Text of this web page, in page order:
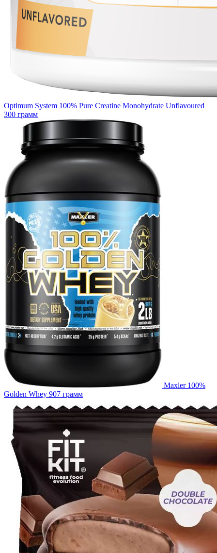
Optimum System 100% Pure Creatine Monohydrate Unflavoured
300 грамм
Maxler 100%
Golden Whey 907 грамм